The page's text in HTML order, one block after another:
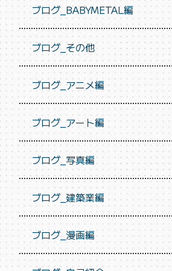
ブログ_BABYMETAL編
ブログ_その他
ブログ_アニメ編
ブログ_アート編
ブログ_写真編
ブログ_建築業編
ブログ_漫画編